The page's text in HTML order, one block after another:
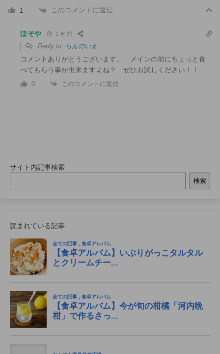
1 このコメントに返信
ほそや 1 年 前
Reply to らんのいえ
コメントありがとうございます。 メインの前にちょっと食
べてもらう事が出来ますよね？ ぜひお試しください！！
0 このコメントに返信
サイト内記事検索
検索
読まれている記事